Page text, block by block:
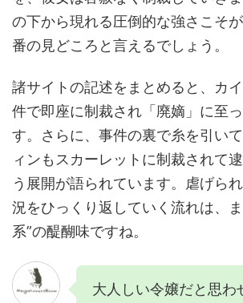
の下から現れる圧倒的な強さこそ
番の見どころと言えるでしょう。
諸サイトの記述をまとめると、カ
件で即座に制裁され「廃嫡」に至
す。さらに、事件の裏で糸を引い
ィンもスカーレットに制裁されて
う展開が語られています。虐げら
況をひっくり返していく流れは、
系”の醍醐味ですね。
大人しい令嬢だと思わ